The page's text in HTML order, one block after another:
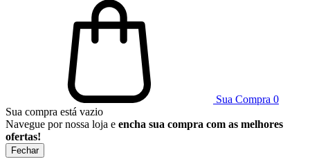
Sua Compra 0
Sua compra está vazio
Navegue por nossa loja e encha sua compra com as melhores
ofertas!
Fechar